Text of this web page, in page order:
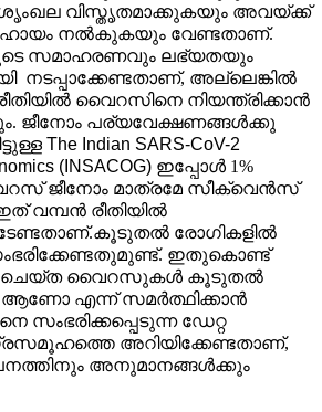
വിസ്തൃതമാക്കുകയും അവയ്ക്ക്
നൽകുകയും വേണ്ടതാണ്.
സമാഹരണവും ലഭ്യതയും
നടപ്പാക്കേണ്ടതാണ്, അല്ലെങ്കിൽ
വൈറസിനെ നിയന്ത്രിക്കാൻ
ജീനോം പര്യവേക്ഷണങ്ങൾക്കു
The Indian SARS-CoV-2
(INSACOG) ഇപ്പോൾ 1%
ജീനോം മാത്രമേ സീക്വെൻസ്
വമ്പൻ രീതിയിൽ
രോഗികളിൽ
ഇതുകൊണ്ട്
ചെയ്ത വൈറസുകൾ കൂടുതൽ
എന്ന് സമർത്ഥിക്കാൻ
സംഭരിക്കപ്പെടുന്ന ഡേറ്റ
അറിയിക്കേണ്ടതാണ്,
അനുമാനങ്ങൾക്കും